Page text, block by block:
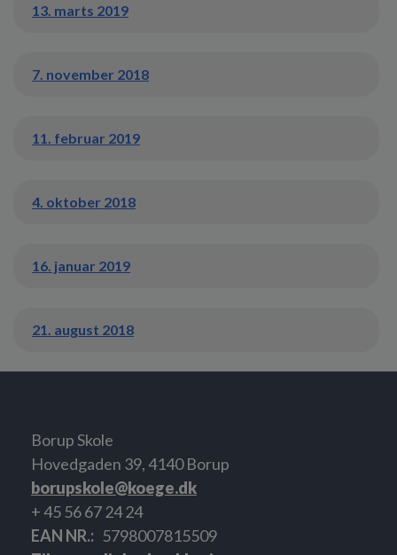
13. marts 2019
7. november 2018
11. februar 2019
4. oktober 2018
16. januar 2019
21. august 2018
Borup Skole
Hovedgaden 39, 4140 Borup
borupskole@koege.dk
+ 45 56 67 24 24
EAN NR.
5798007815509